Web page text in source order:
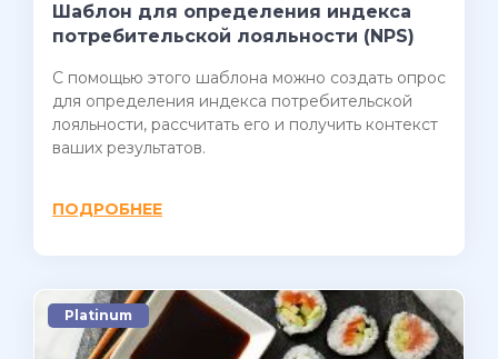
Шаблон для определения индекса
потребительской лояльности (NPS)
С помощью этого шаблона можно создать опрос
для определения индекса потребительской
лояльности, рассчитать его и получить контекст
ваших результатов.
ПОДРОБНЕЕ
Platinum